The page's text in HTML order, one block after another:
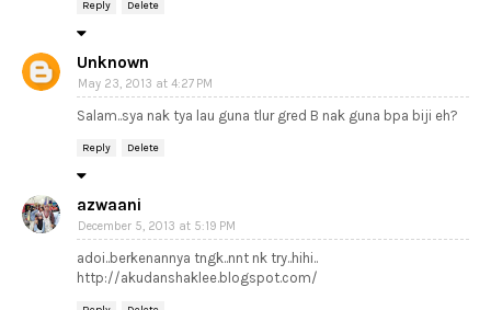
Reply Delete
Unknown
May 23, 2013 at 4:27 PM
Salam..sya nak tya lau guna tlur gred B nak guna bpa biji eh?
Reply Delete
azwaani
December 5, 2013 at 5:19 PM
adoi..berkenannya tngk..nnt nk try..hihi..
http://akudanshaklee.blogspot.com/